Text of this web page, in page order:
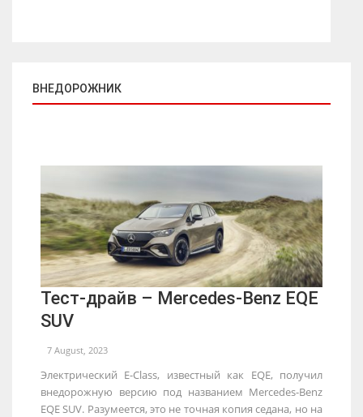
ВНЕДОРОЖНИК
Тест-драйв – Mercedes-Benz EQE
SUV
7 August, 2023
Электрический E-Class, известный как EQE, получил
внедорожную версию под названием Mercedes-Benz
EQE SUV. Разумеется, это не точная копия седана, но на